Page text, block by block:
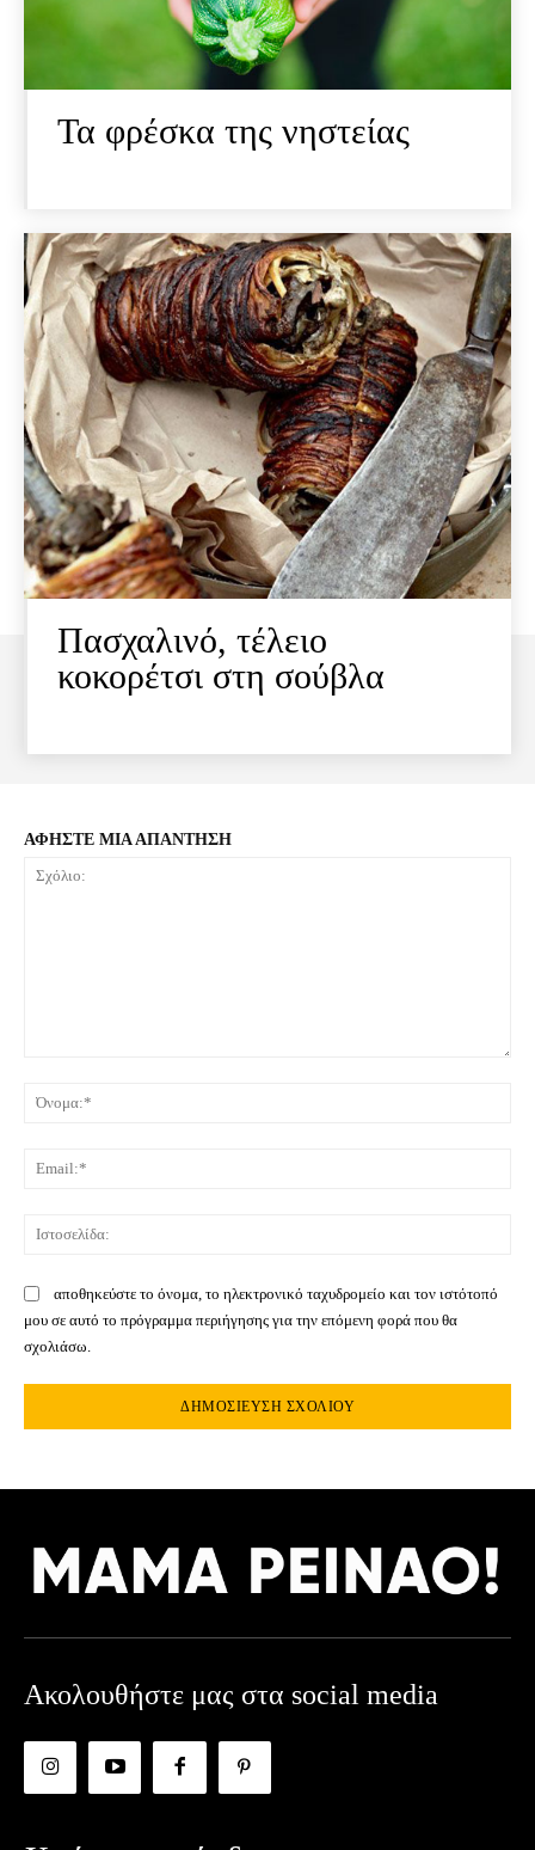
Τα φρέσκα της νηστείας
Πασχαλινό, τέλειο
κοκορέτσι στη σούβλα
ΑΦΗΣΤΕ ΜΙΑ ΑΠΑΝΤΗΣΗ
αποθηκεύστε το όνομα, το ηλεκτρονικό ταχυδρομείο και τον ιστότοπό
μου σε αυτό το πρόγραμμα περιήγησης για την επόμενη φορά που θα
σχολιάσω.
Ακολουθήστε μας στα social media